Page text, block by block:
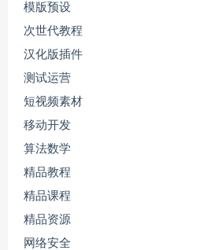
模版预设
次世代教程
汉化版插件
测试运营
短视频素材
移动开发
算法数学
精品教程
精品课程
精品资源
网络安全